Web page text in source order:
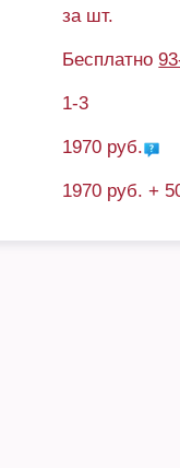
за шт.
Бесплатно
1-3
1970 руб.
1970 руб. +